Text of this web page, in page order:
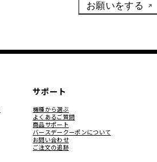
お願いをする
サポート
機種から選ぶ
よくあるご質問
商品サポート
バースデークーポンについて
お問い合わせ
ご注文の追跡